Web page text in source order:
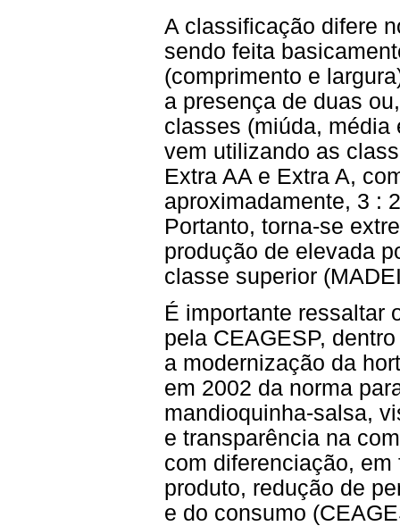
A classificação difere
sendo feita
(comprimento e
a presença de duas
classes (miúda, média
vem utilizando as
Extra AA e Extra A,
aproximadamente, 3 :
Portanto, torna-se
produção de elevada
classe superior
É importante ressaltar
pela CEAGESP,
a modernização da
em 2002 da norma
mandioquinha-salsa,
e transparência na
com diferenciação,
produto, redução de
e do consumo